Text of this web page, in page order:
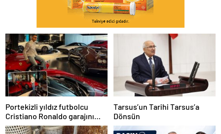
Portekizli yıldız futbolcu
Cristiano Ronaldo garajını
açtı,
Tarsus’un Tarihi Tarsus’a
Dönsün